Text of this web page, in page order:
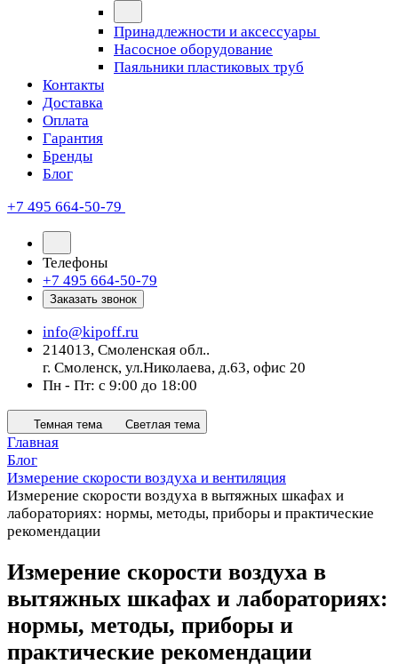
Принадлежности и аксессуары
Насосное оборудование
Паяльники пластиковых труб
Контакты
Доставка
Оплата
Гарантия
Бренды
Блог
+7 495 664-50-79
Телефоны
+7 495 664-50-79
Заказать звонок
info@kipoff.ru
214013, Смоленская обл..
г. Смоленск, ул.Николаева, д.63, офис 20
Пн - Пт: с 9:00 до 18:00
Темная тема Светлая тема
Главная
Блог
Измерение скорости воздуха и вентиляция
Измерение скорости воздуха в вытяжных шкафах и
лабораториях: нормы, методы, приборы и практические
рекомендации
Измерение скорости воздуха в
вытяжных шкафах и лабораториях:
нормы, методы, приборы и
практические рекомендации